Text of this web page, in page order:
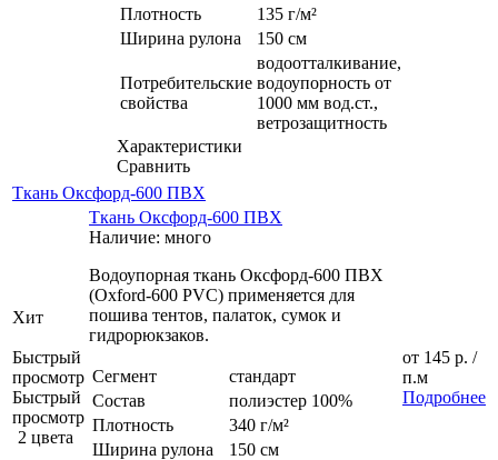
Плотность
135 г/м²
Ширина рулона
150 см
Потребительские
свойства
водоотталкивание,
водоупорность от
1000 мм вод.ст.,
ветрозащитность
Характеристики
Сравнить
Ткань Оксфорд-600 ПВХ
Хит
Быстрый
просмотр
Быстрый
просмотр
2 цвета
Ткань Оксфорд-600 ПВХ
Наличие: много
Водоупорная ткань Оксфорд-600 ПВХ
(Oxford-600 PVC) применяется для
пошива тентов, палаток, сумок и
гидрорюкзаков.
Сегмент
стандарт
Состав
полиэстер 100%
Плотность
340 г/м²
Ширина рулона
150 см
от 145 р. /
п.м
Подробнее